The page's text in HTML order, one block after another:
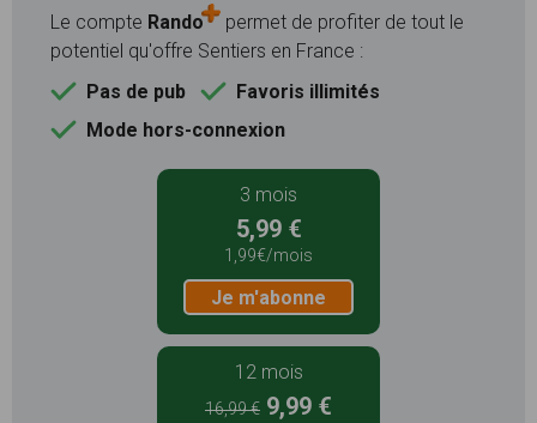
Le compte Rando
permet de profiter de tout le
potentiel qu'offre Sentiers en France :
Pas de pub
Favoris illimités
Mode hors-connexion
3 mois
5,99 €
1,99€/mois
Je m'abonne
12 mois
16,99 € 9,99 €